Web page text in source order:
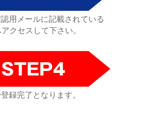
用メールに記載されている
クセスして下さい。
録完了となります。